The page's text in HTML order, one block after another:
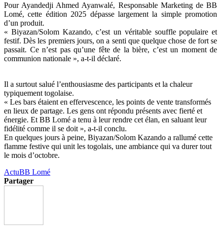
Pour Ayandedji Ahmed Ayanwalé, Responsable Marketing de BB
Lomé, cette édition 2025 dépasse largement la simple promotion
d’un produit.
« Biyazan/Solom Kazando, c’est un véritable souffle populaire et
festif. Dès les premiers jours, on a senti que quelque chose de fort se
passait. Ce n’est pas qu’une fête de la bière, c’est un moment de
communion nationale », a-t-il déclaré.
Il a surtout salué l’enthousiasme des participants et la chaleur
typiquement togolaise.
« Les bars étaient en effervescence, les points de vente transformés
en lieux de partage. Les gens ont répondu présents avec fierté et
énergie. Et BB Lomé a tenu à leur rendre cet élan, en saluant leur
fidélité comme il se doit », a-t-il conclu.
En quelques jours à peine, Biyazan/Solom Kazando a rallumé cette
flamme festive qui unit les togolais, une ambiance qui va durer tout
le mois d’octobre.
ActuBB Lomé
Partager